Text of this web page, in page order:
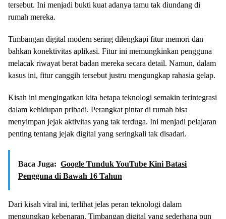
tersebut. Ini menjadi bukti kuat adanya tamu tak diundang di
rumah mereka.
Timbangan digital modern sering dilengkapi fitur memori dan
bahkan konektivitas aplikasi. Fitur ini memungkinkan pengguna
melacak riwayat berat badan mereka secara detail. Namun, dalam
kasus ini, fitur canggih tersebut justru mengungkap rahasia gelap.
Kisah ini mengingatkan kita betapa teknologi semakin terintegrasi
dalam kehidupan pribadi. Perangkat pintar di rumah bisa
menyimpan jejak aktivitas yang tak terduga. Ini menjadi pelajaran
penting tentang jejak digital yang seringkali tak disadari.
Baca Juga: Google Tunduk YouTube Kini Batasi
Pengguna di Bawah 16 Tahun
Dari kisah viral ini, terlihat jelas peran teknologi dalam
mengungkap kebenaran. Timbangan digital yang sederhana pun